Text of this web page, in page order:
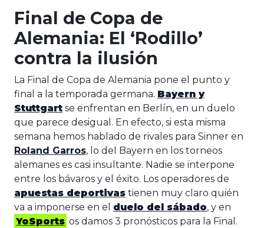
Final de Copa de
Alemania: El ‘Rodillo’
contra la ilusión
La Final de Copa de Alemania pone el punto y
final a la temporada germana. Bayern y
Stuttgart se enfrentan en Berlín, en un duelo
que parece desigual. En efecto, si esta misma
semana hemos hablado de rivales para Sinner en
Roland Garros, lo del Bayern en los torneos
alemanes es casi insultante. Nadie se interpone
entre los bávaros y el éxito. Los operadores de
apuestas deportivas tienen muy claro quién
va a imponerse en el duelo del sábado, y en
YoSports os damos 3 pronósticos para la Final.